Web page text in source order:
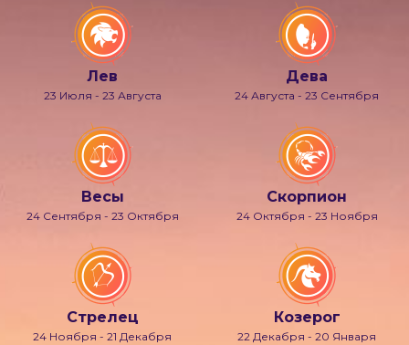
Лев
23 Июля - 23 Августа
Дева
24 Августа - 23 Сентября
Весы
24 Сентября - 23 Октября
Скорпион
24 Октября - 23 Ноября
Стрелец
24 Ноября - 21 Декабря
Козерог
22 Декабря - 20 Января